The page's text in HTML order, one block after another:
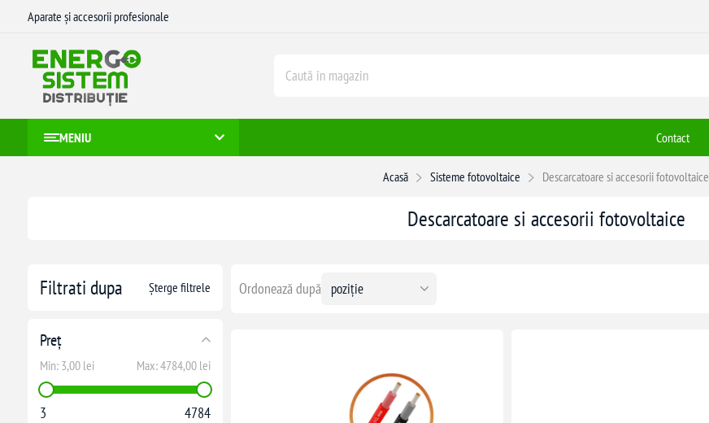
Aparate și accesorii profesionale
MENIU Contact
Acasă Sisteme fotovoltaice Descarcatoare si accesorii fotovoltaice
Filtrati dupa Șterge filtrele
Preț
Min: 3,00 lei Max:4784,00 lei
3 4784
Descarcatoare si accesorii fotovoltaice
Ordonează după